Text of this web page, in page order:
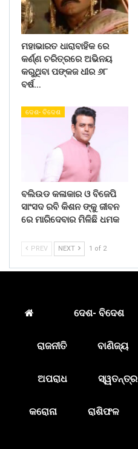
ମହାଭାରତ ଧାରାବାହିକ ରେ
କର୍ଣ୍ଣ ଚରିତ୍ରରେ ଅଭିନୟ
କରୁଥିବା ପଙ୍କଜ ଧୀର ୬୮
ବର୍ଷ…
ଦେଶ- ବିଦେଶ
ବଲିଉଡ କଳାକାର ଓ ବିଜେପି
ସାଂସଦ ରବି କିଶନ ଙ୍କୁ ଜୀବନ
ରେ ମାରିଦେବାର ମିଳିଛି ଧମକ
PREV NEXT 1 of 2
ଦେଶ- ବିଦେଶ
ରାଜନୀତି ବାଣିଜ୍ୟ
ଅପରାଧ ସ୍ୱତନ୍ତ୍ର
କରୋନା ରାଶିଫଳ